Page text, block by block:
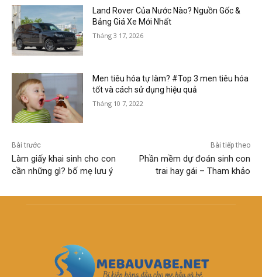
Land Rover Của Nước Nào? Nguồn Gốc &
Bảng Giá Xe Mới Nhất
Tháng 3 17, 2026
Men tiêu hóa tự làm? #Top 3 men tiêu hóa
tốt và cách sử dụng hiệu quả
Tháng 10 7, 2022
Bài trước
Làm giấy khai sinh cho con
cần những gì? bố mẹ lưu ý
Bài tiếp theo
Phần mềm dự đoán sinh con
trai hay gái – Tham khảo